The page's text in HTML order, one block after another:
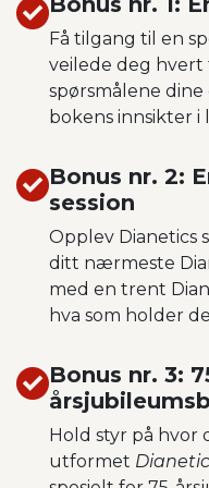
Få tilgang til en
veilede deg hvert
spørsmålene
bokens innsikter i
Bonus nr. 2:
session
Opplev Dianetics
ditt nærmeste
med en trent
hva som holder
Bonus nr. 3:
Hold styr på hvor
utformet